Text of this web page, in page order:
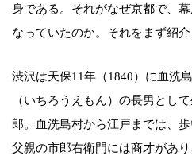
身である。それがなぜ京都で、
なっていたのか。それをまず紹介
渋沢は天保11年（1840）に血洗
（いちろうえもん）の長男とし
郎。血洗島村から江戸までは、
父親の市郎右衛門には商才があ